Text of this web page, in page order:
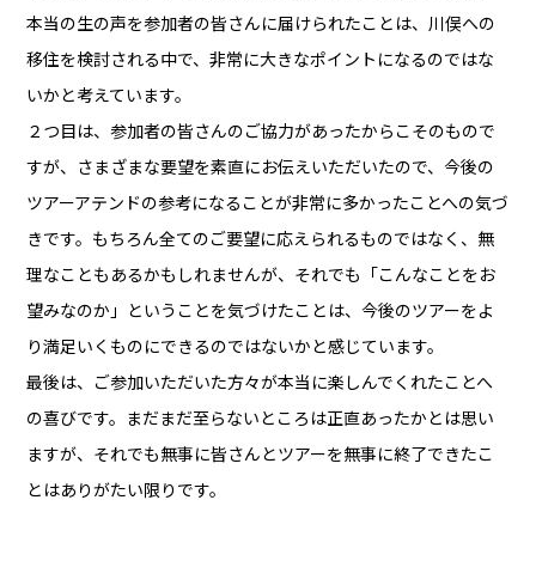
本当の生の声を参加者の皆さんに届けられたことは、川俣への
移住を検討される中で、非常に大きなポイントになるのではな
いかと考えています。
２つ目は、参加者の皆さんのご協力があったからこそのもので
すが、さまざまな要望を素直にお伝えいただいたので、今後の
ツアーアテンドの参考になることが非常に多かったことへの気づ
きです。もちろん全てのご要望に応えられるものではなく、無
理なこともあるかもしれませんが、それでも「こんなことをお
望みなのか」ということを気づけたことは、今後のツアーをよ
り満足いくものにできるのではないかと感じています。
最後は、ご参加いただいた方々が本当に楽しんでくれたことへ
の喜びです。まだまだ至らないところは正直あったかとは思い
ますが、それでも無事に皆さんとツアーを無事に終了できたこ
とはありがたい限りです。